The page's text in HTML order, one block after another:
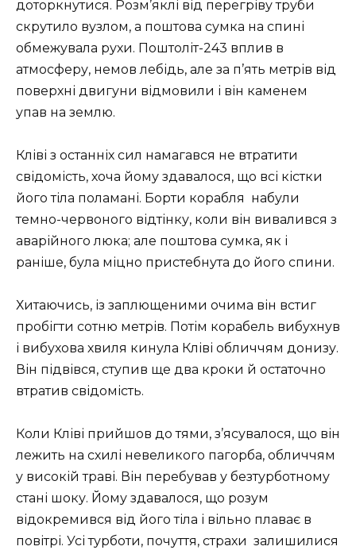
доторкнутися. Розм’яклі від перегріву труби
скрутило вузлом, а поштова сумка на спині
обмежувала рухи. Поштоліт-243 вплив в
атмосферу, немов лебідь, але за п’ять метрів від
поверхні двигуни відмовили і він каменем
упав на землю.
Кліві з останніх сил намагався не втратити
свідомість, хоча йому здавалося, що всі кістки
його тіла поламані. Борти корабля набули
темно-червоного відтінку, коли він вивалився з
аварійного люка; але поштова сумка, як і
раніше, була міцно пристебнута до його спини.
Хитаючись, із заплющеними очима він встиг
пробігти сотню метрів. Потім корабель вибухнув
і вибухова хвиля кинула Кліві обличчям донизу.
Він підвівся, ступив ще два кроки й остаточно
втратив свідомість.
Коли Кліві прийшов до тями, з’ясувалося, що він
лежить на схилі невеликого пагорба, обличчям
у високій траві. Він перебував у безтурботному
стані шоку. Йому здавалося, що розум
відокремився від його тіла і вільно плаває в
повітрі. Усі турботи, почуття, страхи залишилися